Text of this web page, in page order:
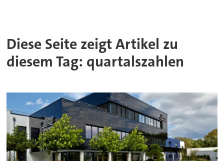
Diese Seite zeigt Artikel zu
diesem Tag: quartalszahlen